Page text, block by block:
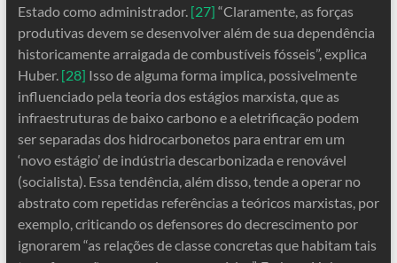
Estado como administrador. [27] “Claramente, as forças
produtivas devem se desenvolver além de sua dependência
historicamente arraigada de combustíveis fósseis”, explica
Huber. [28] Isso de alguma forma implica, possivelmente
influenciado pela teoria dos estágios marxista, que as
infraestruturas de baixo carbono e a eletrificação podem
ser separadas dos hidrocarbonetos para entrar em um
‘novo estágio’ de indústria descarbonizada e renovável
(socialista). Essa tendência, além disso, tende a operar no
abstrato com repetidas referências a teóricos marxistas, por
exemplo, criticando os defensores do decrescimento por
ignorarem “as relações de classe concretas que habitam tais